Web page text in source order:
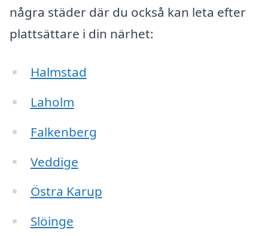
några städer där du också kan leta efter
plattsättare i din närhet:
Halmstad
Laholm
Falkenberg
Veddige
Östra Karup
Slöinge